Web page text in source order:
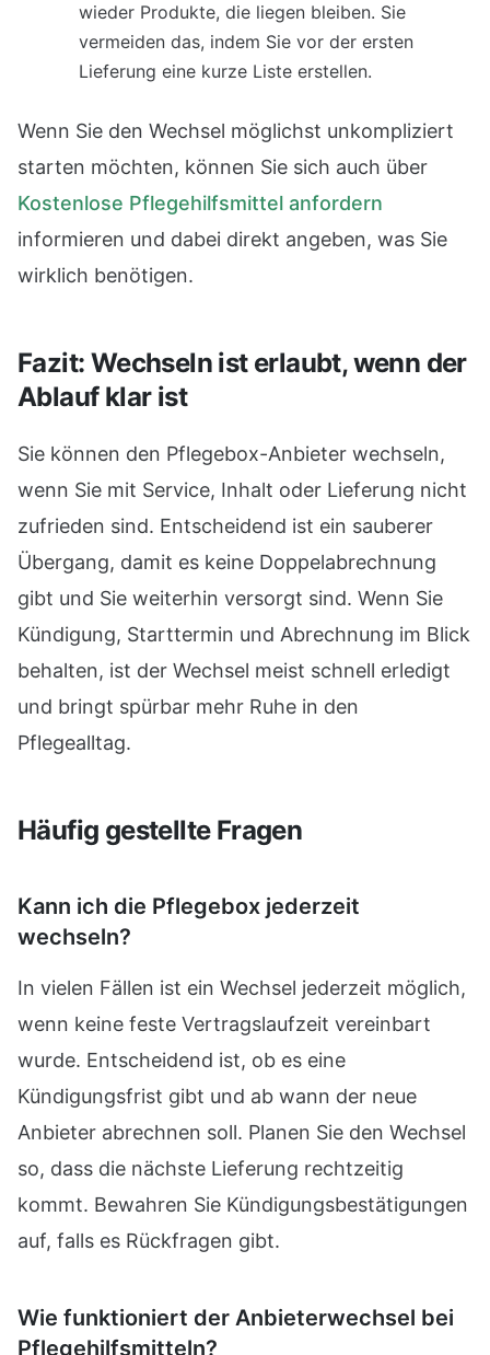
wieder Produkte, die liegen bleiben. Sie
vermeiden das, indem Sie vor der ersten
Lieferung eine kurze Liste erstellen.
Wenn Sie den Wechsel möglichst unkompliziert
starten möchten, können Sie sich auch über
Kostenlose Pflegehilfsmittel anfordern
informieren und dabei direkt angeben, was Sie
wirklich benötigen.
Fazit: Wechseln ist erlaubt, wenn der
Ablauf klar ist
Sie können den Pflegebox-Anbieter wechseln,
wenn Sie mit Service, Inhalt oder Lieferung nicht
zufrieden sind. Entscheidend ist ein sauberer
Übergang, damit es keine Doppelabrechnung
gibt und Sie weiterhin versorgt sind. Wenn Sie
Kündigung, Starttermin und Abrechnung im Blick
behalten, ist der Wechsel meist schnell erledigt
und bringt spürbar mehr Ruhe in den
Pflegealltag.
Häufig gestellte Fragen
Kann ich die Pflegebox jederzeit
wechseln?
In vielen Fällen ist ein Wechsel jederzeit möglich,
wenn keine feste Vertragslaufzeit vereinbart
wurde. Entscheidend ist, ob es eine
Kündigungsfrist gibt und ab wann der neue
Anbieter abrechnen soll. Planen Sie den Wechsel
so, dass die nächste Lieferung rechtzeitig
kommt. Bewahren Sie Kündigungsbestätigungen
auf, falls es Rückfragen gibt.
Wie funktioniert der Anbieterwechsel bei
Pflegehilfsmitteln?